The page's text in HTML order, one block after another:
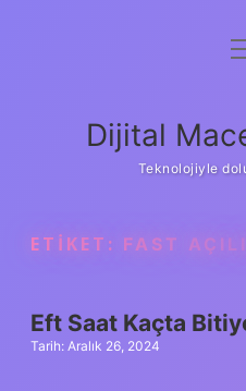
Dijital
Teknolojiyle
ETIKET: FAST
Eft Saat Kaçta
Tarih: Aralık 26, 2024